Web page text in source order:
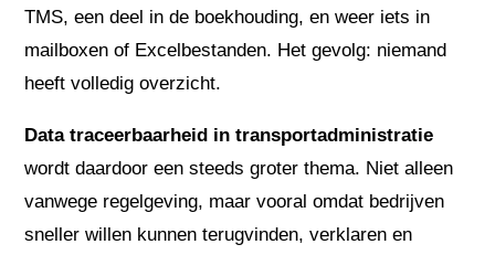
TMS, een deel in de boekhouding, en weer iets in
mailboxen of Excelbestanden. Het gevolg: niemand
heeft volledig overzicht.
Data traceerbaarheid in transportadministratie
wordt daardoor een steeds groter thema. Niet alleen
vanwege regelgeving, maar vooral omdat bedrijven
sneller willen kunnen terugvinden, verklaren en